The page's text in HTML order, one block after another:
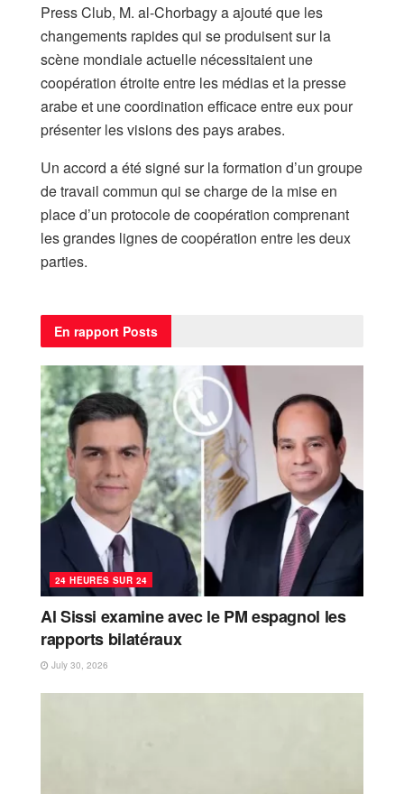
Press Club, M. al-Chorbagy a ajouté que les
changements rapides qui se produisent sur la
scène mondiale actuelle nécessitaient une
coopération étroite entre les médias et la presse
arabe et une coordination efficace entre eux pour
présenter les visions des pays arabes.
Un accord a été signé sur la formation d’un groupe
de travail commun qui se charge de la mise en
place d’un protocole de coopération comprenant
les grandes lignes de coopération entre les deux
parties.
En rapport Posts
24 HEURES SUR 24
Al Sissi examine avec le PM espagnol les
rapports bilatéraux
July 30, 2026